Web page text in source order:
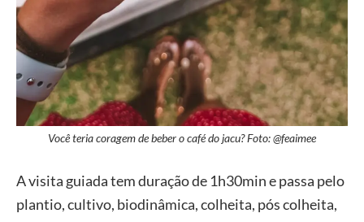
Você teria coragem de beber o café do jacu? Foto: @feaimee
A visita guiada tem duração de 1h30min e passa pelo
plantio, cultivo, biodinâmica, colheita, pós colheita,